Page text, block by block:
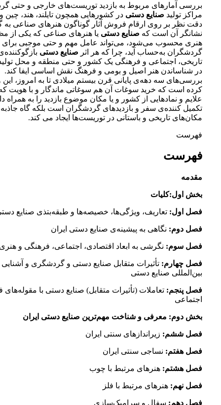
بررسی آمارهای مربوط به بازدید توریست‌های خارجی و حتی
مراکز تولید صنایع دستی در کشورهایی همچون تایلند، هند، چین
دقت نظر بر روی ارقام فروش آثار گوناگون هنرهای صناعی به
نشانگر آن است که صنایع دستی یا هنرهای صناعی که یکی از
هنری محسوب می‌شود، می‌تواند عامل مهم و حتی موجبی
گردشگران به‌حساب آید، چرا که هر اثر صنایع دستی
تاریخی، اجتماعی و فرهنگی یک کشور و حتی منطقه و محل
در شناساندن هنر اصیل و بومی و فرهنگ نقش اساسی ایفا کند.
بررسی‌های سه دهه‌ی پایانی قرن بیستم میلادی تا به امروز،
کرده است که خرید سوغات آن هم سوغاتی ماندگار و با هویت
علایم و نمادهایی از کشور و یا مکان موضوع بازدید را به همراه
تکمیل کننده‌ی سفر و بازدیدهای گردشگران است بلکه گاه
مکان‌های تاریخی و باستانی در توریست‌ها ایجاد می کند.
فهرست
فهرست
مقدمه
بخش اول:‌کلیات
فصل اول: تعاریف، ویژگی‌ها، خصیصه‌ها و طبقه‌بتذی صنایع
فصل دوم: نگاهی به پیشینه‌ی صنایع دستی ایران
فصل سوم: نگرشی به ابعاد اقتصادی، اجتماعی، فرهنگی و
فصل چهارم: تأثیرات متقابل صنایع دستی و گردشگری و آشنایی
بین‌المللی صنایع دستی
فصل پنجم: تعاملات (تأثیرات متقابل) صنایع دستی با
اجتماعی
بخش دوم: معرفی و شناخت مهم‌ترین صنایع دستی ایران
فصل ششم: زیراندازهای سنتی ایران
فصل هفتم: نساجی سنتی ایران
فصل هشتم:‌ هنرهای مرتبط با چوب
فصل نهم: هنرهای مرتبط با فلز
فصل دهم: سفال و سرامیک‌سازی